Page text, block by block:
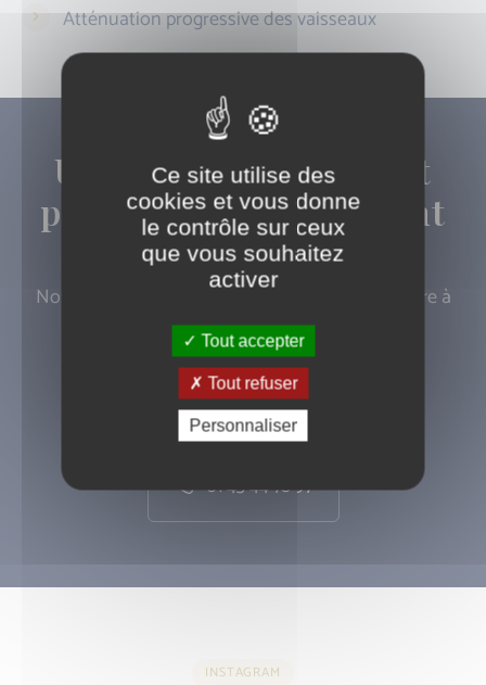
Atténuation progressive des vaisseaux
Un bilan vasculaire est
parfois nécessaire avant
traitement
Nos médecins sont à votre écoute pour répondre à
vos questions.
Prendre rendez-vous
01 43 44 78 97
INSTAGRAM
Ce site utilise des
cookies et vous donne
le contrôle sur ceux
que vous souhaitez
activer
Tout accepter
Tout refuser
Personnaliser